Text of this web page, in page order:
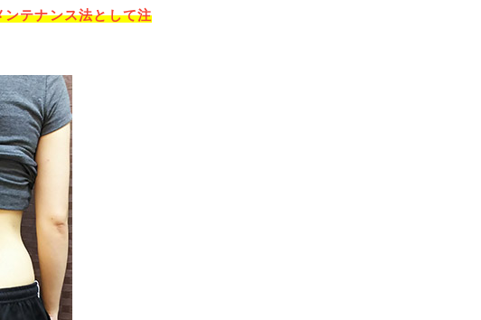
テナンス法として注